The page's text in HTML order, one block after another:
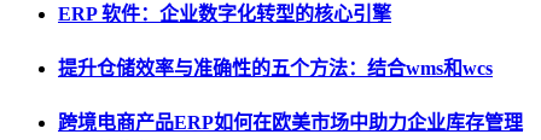
ERP 软件：企业数字化转型的核心引擎
提升仓储效率与准确性的五个方法：结合wms和wcs
跨境电商产品ERP如何在欧美市场中助力企业库存管理